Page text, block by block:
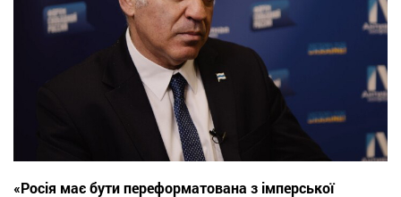
«Росія має бути переформатована з імперської